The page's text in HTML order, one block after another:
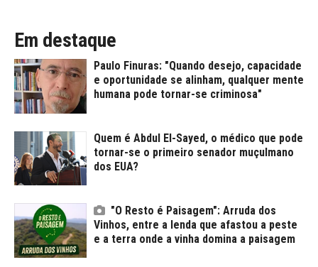
Em destaque
Paulo Finuras: "Quando desejo, capacidade
e oportunidade se alinham, qualquer mente
humana pode tornar-se criminosa"
Quem é Abdul El-Sayed, o médico que pode
tornar-se o primeiro senador muçulmano
dos EUA?
"O Resto é Paisagem": Arruda dos
Vinhos, entre a lenda que afastou a peste
e a terra onde a vinha domina a paisagem